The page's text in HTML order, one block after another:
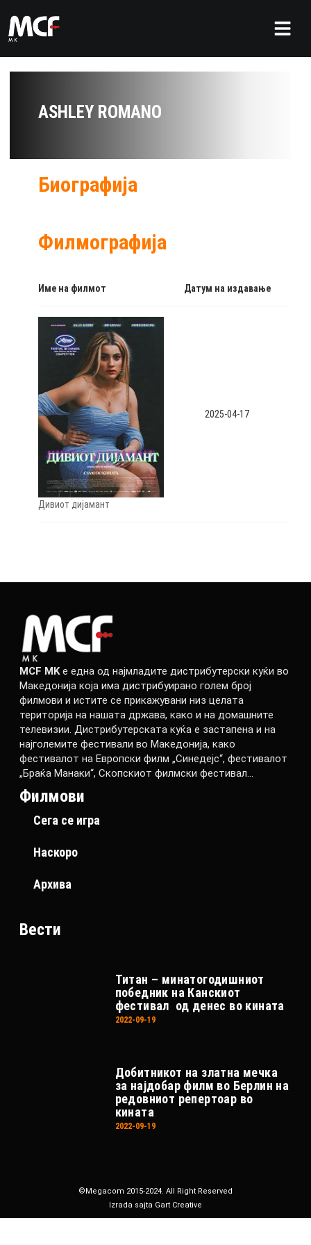
ASHLEY ROMANO
Биографија
Филмографија
Име на филмот Датум на издавање
Дивиот дијамант
2025-04-17
MCF MKе една од најмладите дистрибутерски куќи во
Македонија која има дистрибуирано голем број
филмови и истите се прикажувани низ целата
територија на нашата држава, како и на домашните
телевизии. Дистрибутерската куќа е застапена и на
најголемите фестивали во Македонија, како
фестивалот на Европски филм „Синедејс“, фестивалот
„Браќа Манаки“, Скопскиот филмски фестивал…
Филмови
Сега се игра
Наскоро
Архива
Вести
Титан – минатогодишниот
победник на Канскиот
фестивал од денес во кината
2022-09-19
Добитникот на златна мечка
за најдобар филм во Берлин на
редовниот репертоар во
кината
2022-09-19
©Megacom 2015-2024. All Right Reserved
Izrada sajta Gart Creative